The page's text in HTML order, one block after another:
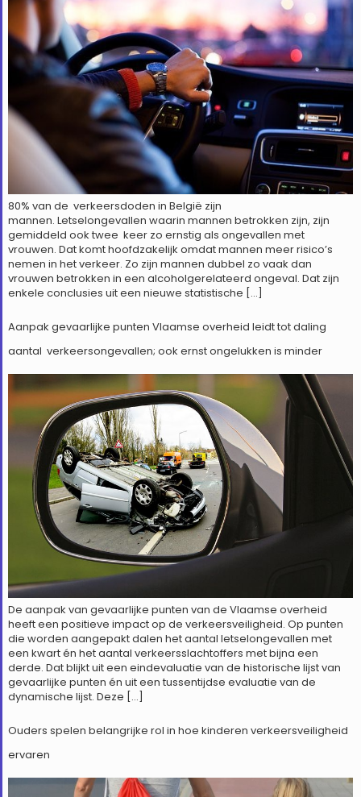
80% van de verkeersdoden in België zijn
mannen. Letselongevallen waarin mannen betrokken zijn, zijn
gemiddeld ook twee keer zo ernstig als ongevallen met
vrouwen. Dat komt hoofdzakelijk omdat mannen meer risico’s
nemen in het verkeer. Zo zijn mannen dubbel zo vaak dan
vrouwen betrokken in een alcoholgerelateerd ongeval. Dat zijn
enkele conclusies uit een nieuwe statistische […]
Aanpak gevaarlijke punten Vlaamse overheid leidt tot daling
aantal verkeersongevallen; ook ernst ongelukken is minder
De aanpak van gevaarlijke punten van de Vlaamse overheid
heeft een positieve impact op de verkeersveiligheid. Op punten
die worden aangepakt dalen het aantal letselongevallen met
een kwart én het aantal verkeersslachtoffers met bijna een
derde. Dat blijkt uit een eindevaluatie van de historische lijst van
gevaarlijke punten én uit een tussentijdse evaluatie van de
dynamische lijst. Deze […]
Ouders spelen belangrijke rol in hoe kinderen verkeersveiligheid
ervaren